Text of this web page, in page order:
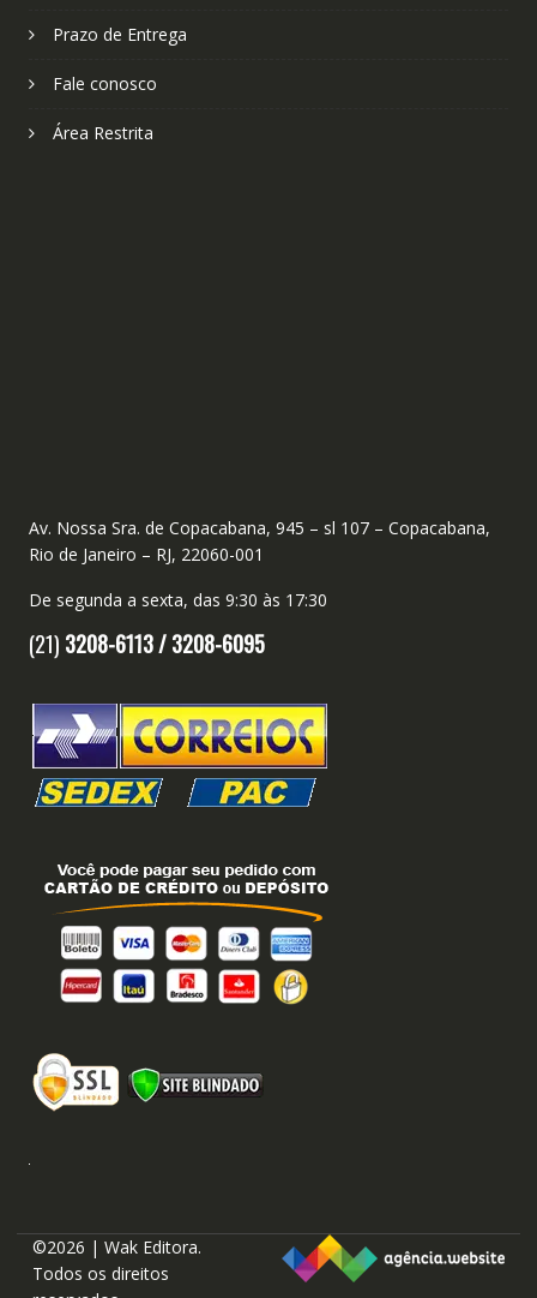
Prazo de Entrega
Fale conosco
Área Restrita
Av. Nossa Sra. de Copacabana, 945 – sl 107 – Copacabana,
Rio de Janeiro – RJ, 22060-001
De segunda a sexta, das 9:30 às 17:30
(21) 3208-6113 /3208-6095
©2026 | Wak Editora.
Todos os direitos